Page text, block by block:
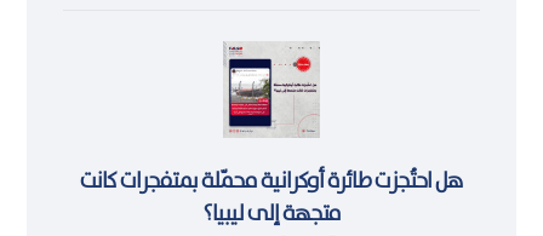
هل احتُجزت طائرة أوكرانية محمّلة بمتفجرات كانت
متجهة إلى ليبيا؟